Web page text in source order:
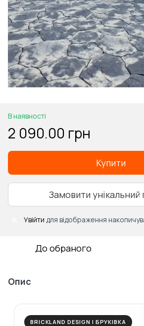
В наявності
2 090.00 грн
Купити
Замовити унікальний
Увійти для відображення
До обраного
Опис
BRICKLAND DESIGN | БРУКІВКА